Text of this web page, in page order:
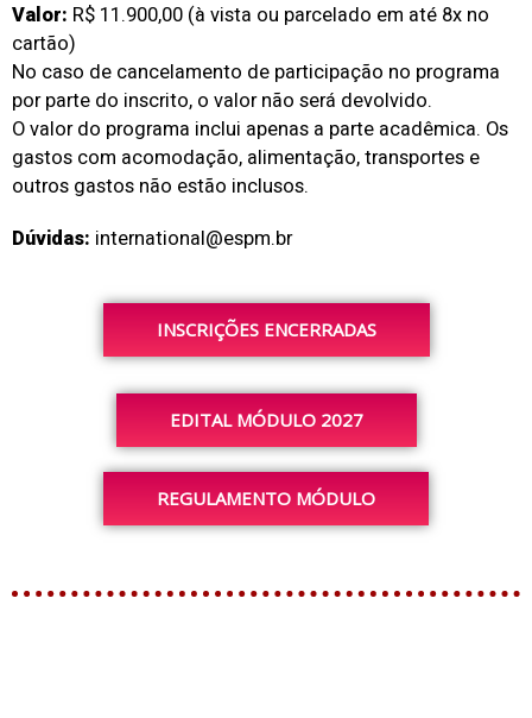
Valor: R$ 11.900,00 (à vista ou parcelado em até 8x no
cartão)
No caso de cancelamento de participação no programa
por parte do inscrito, o valor não será devolvido.
O valor do programa inclui apenas a parte acadêmica. Os
gastos com acomodação, alimentação, transportes e
outros gastos não estão inclusos.
Dúvidas: international@espm.br
INSCRIÇÕES ENCERRADAS
EDITAL MÓDULO 2027
REGULAMENTO MÓDULO